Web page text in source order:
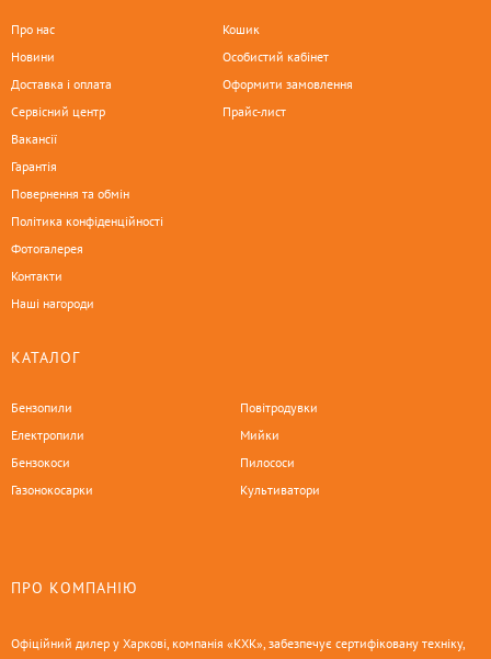
Про нас
Новини
Доставка і оплата
Сервісний центр
Вакансії
Гарантія
Повернення та обмін
Політика конфіденційності
Фотогалерея
Контакти
Наші нагороди
Кошик
Особистий кабінет
Оформити замовлення
Прайс-лист
КАТАЛОГ
Бензопили
Електропили
Бензокоси
Газонокосарки
Повітродувки
Мийки
Пилососи
Культиватори
ПРО КОМПАНІЮ
Офіційний дилер у Харкові, компанія «КХК», забезпечує сертифіковану техніку,